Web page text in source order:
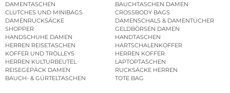
DAMENTASCHEN
BAUCHTASCHEN DAMEN
CLUTCHES UND MINIBAGS
CROSSBODY BAGS
DAMENRUCKSÄCKE
DAMENSCHALS & DAMENTÜCHER
SHOPPER
GELDBÖRSEN DAMEN
HANDSCHUHE DAMEN
HANDTASCHEN
HERREN REISETASCHEN
HARTSCHALENKOFFER
KOFFER UND TROLLEYS
HERREN KOFFER
HERREN KULTURBEUTEL
LAPTOPTASCHEN
REISEGEPÄCK DAMEN
RUCKSÄCKE HERREN
BAUCH- & GÜRTELTASCHEN
TOTE BAG